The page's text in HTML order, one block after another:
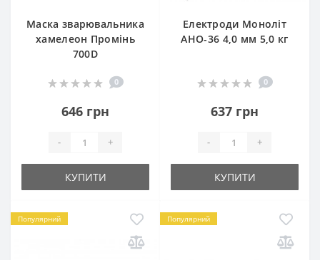
Маска зварювальника
хамелеон Промінь
700D
0
646 грн
- +
КУПИТИ
Електроди Моноліт
АНО-36 4,0 мм 5,0 кг
0
637 грн
- +
КУПИТИ
Популярний Популярний